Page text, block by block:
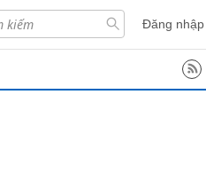
Đăng nhập